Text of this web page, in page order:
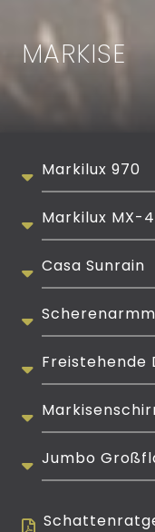
MARKISE
Markilux 970
Markilux MX-4
Casa Sunrain
Freistehende
Jumbo